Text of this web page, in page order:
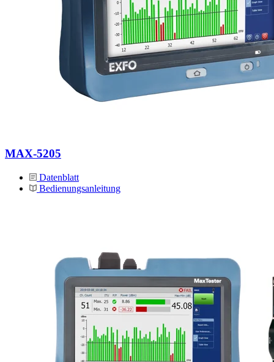
MAX-5205
Datenblatt
Bedienungsanleitung